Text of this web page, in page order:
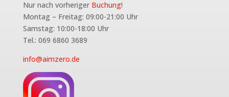
Nur nach vorheriger Buchung!
Montag – Freitag: 09:00-21:00 Uhr
Samstag: 10:00-18:00 Uhr
Tel.: 069 6860 3689
info@aimzero.de